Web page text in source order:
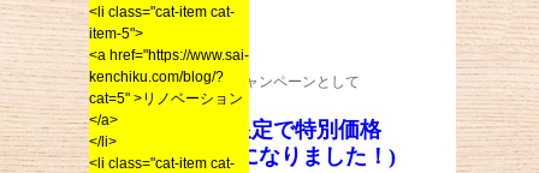
屋根塗り替えキャンペーンとして
限定５棟限定で特別価格
(あと２棟になりました！)
<li class="cat-item cat-
item-5">
<a href="https://www.sai-
kenchiku.com/blog/?
cat=5" >リノベーション
</a>
</li>
<li class="cat-item cat-